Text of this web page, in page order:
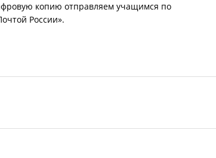
копию отправляем учащимся по
России».